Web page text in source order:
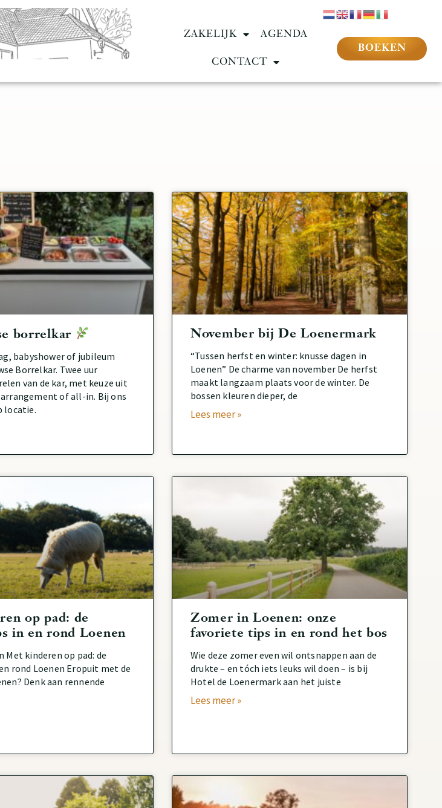
ZAKELIJK AGENDA
CONTACT
BOEKEN
borrelkar
babyshower of jubileum
Borrelkar. Twee uur
van de kar, met keuze uit
of all-in. Bij ons
locatie.
November bij De Loenermark
“Tussen herfst en winter: knusse dagen in
Loenen” De charme van november De herfst
maakt langzaam plaats voor de winter. De
bossen kleuren dieper, de
Lees meer »
op pad: de
in en rond Loenen
Met kinderen op pad: de
rond Loenen Eropuit met de
Denk aan rennende
Zomer in Loenen: onze
favoriete tips in en rond het bos
Wie deze zomer even wil ontsnappen aan de
drukte – en tóch iets leuks wil doen – is bij
Hotel de Loenermark aan het juiste
Lees meer »